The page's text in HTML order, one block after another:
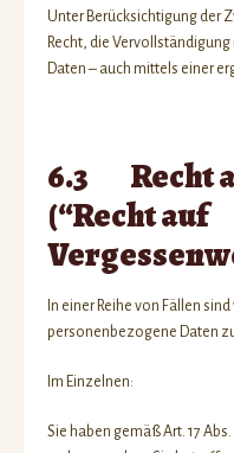
Unter Berücksichtigung der
Recht, die
Daten – auch mittels einer
6.3 Recht
(“Recht auf
In einer Reihe von Fällen
personenbezogene Daten
Im Einzelnen:
Sie haben gemäß Art. 17